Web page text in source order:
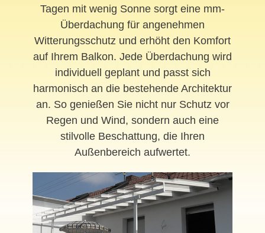
Tagen mit wenig Sonne sorgt eine mm-
Überdachung für angenehmen
Witterungsschutz und erhöht den Komfort
auf Ihrem Balkon. Jede Überdachung wird
individuell geplant und passt sich
harmonisch an die bestehende Architektur
an. So genießen Sie nicht nur Schutz vor
Regen und Wind, sondern auch eine
stilvolle Beschattung, die Ihren
Außenbereich aufwertet.